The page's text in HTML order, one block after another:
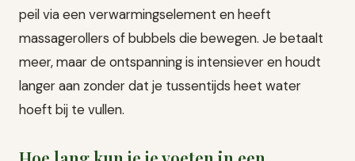
peil via een verwarmingselement en heeft
massagerollers of bubbels die bewegen. Je betaalt
meer, maar de ontspanning is intensiever en houdt
langer aan zonder dat je tussentijds heet water
hoeft bij te vullen.